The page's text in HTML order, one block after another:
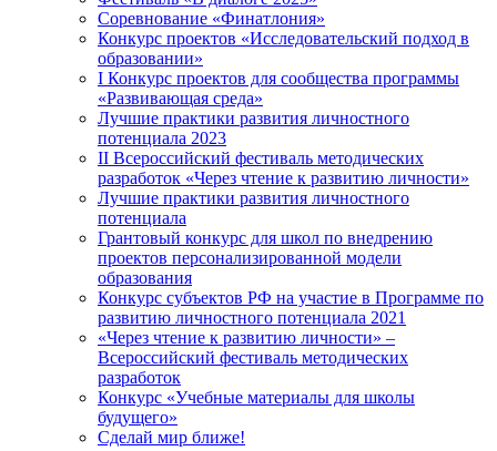
Соревнование «Финатлония»
Конкурс проектов «Исследовательский подход в
образовании»
I Конкурс проектов для сообщества программы
«Развивающая среда»
Лучшие практики развития личностного
потенциала 2023
II Всероссийский фестиваль методических
разработок «Через чтение к развитию личности»
Лучшие практики развития личностного
потенциала
Грантовый конкурс для школ по внедрению
проектов персонализированной модели
образования
Конкурс субъектов РФ на участие в Программе по
развитию личностного потенциала 2021
«Через чтение к развитию личности» –
Всероссийский фестиваль методических
разработок
Конкурс «Учебные материалы для школы
будущего»
Сделай мир ближе!